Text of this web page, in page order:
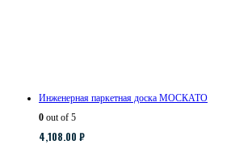
Инженерная паркетная доска МОСКАТО
0 out of 5
4,108.00 ₽